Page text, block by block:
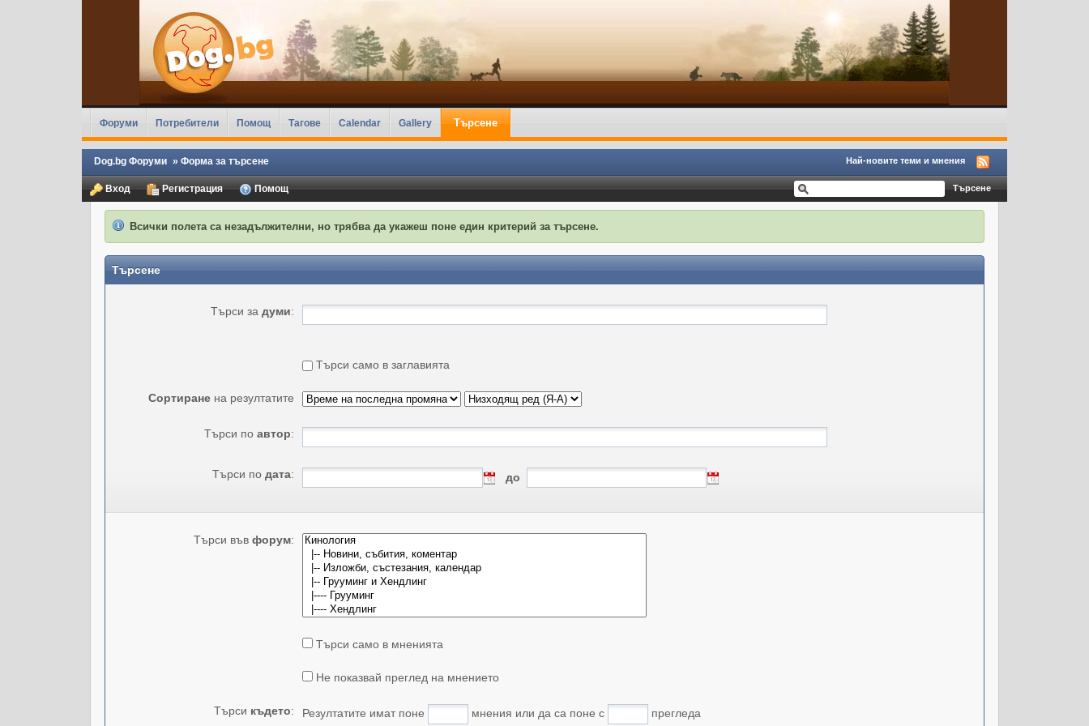
Форуми Потребители Помощ Тагове Calendar Gallery Търсене
Dog.bg Форуми » Форма за търсене Най-новите теми и мнения
Вход Регистрация Помощ
Всички полета са незадължителни, но трябва да укажеш поне един критерий за търсене.
Търсене
Търси за думи:
Търси само в заглавията
Сортиранена резултатите
Търси по автор:
Търси по дата: до
Търси във форум:
Търси само в мненията
Не показвай преглед на мнението
Търси където: Резултатите имат поне мнения или да са поне с прегледа